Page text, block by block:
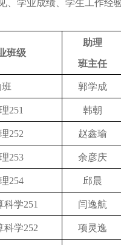
学业成绩、学生工作经
班级
助理
班主任
郭学成
251 韩朝
252 赵鑫瑜
253 余彦庆
254 邱晨
科学251 闫逸航
科学252 项灵逸